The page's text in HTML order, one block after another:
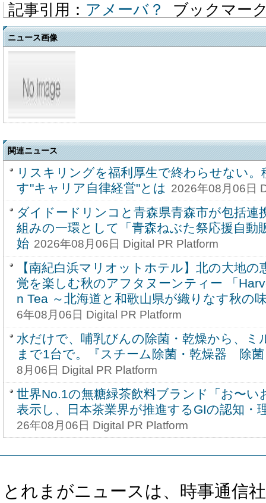
記事引用： アメーバ？ ブックマー
ニュース画像
関連ニュース
リスキリングを福利厚生で終わらせない
す"キャリア自律経営"とは 2026年08月06日
ダイドードリンコと青森県青森市が包括
組みの一環として「青森ねぶた祭応援自動
始 2026年08月06日 Digital PR Platform
【南紀白浜マリオットホテル】北の大地
覚を楽しむ秋のアフタヌーンティー 「
n Tea ～北海道と和歌山県が織りなす秋の
6年08月06日 Digital PR Platform
水だけで、哺乳びんの除菌・乾燥から、ミ
まで1台で。『スチーム除菌・乾燥器 除
8月06日 Digital PR Platform
世界No.1の無糖緑茶飲料ブランド「お〜い
表示し、日本茶業界が推進するGIの認知・
26年08月06日 Digital PR Platform
とれまがニュースは、時事通信